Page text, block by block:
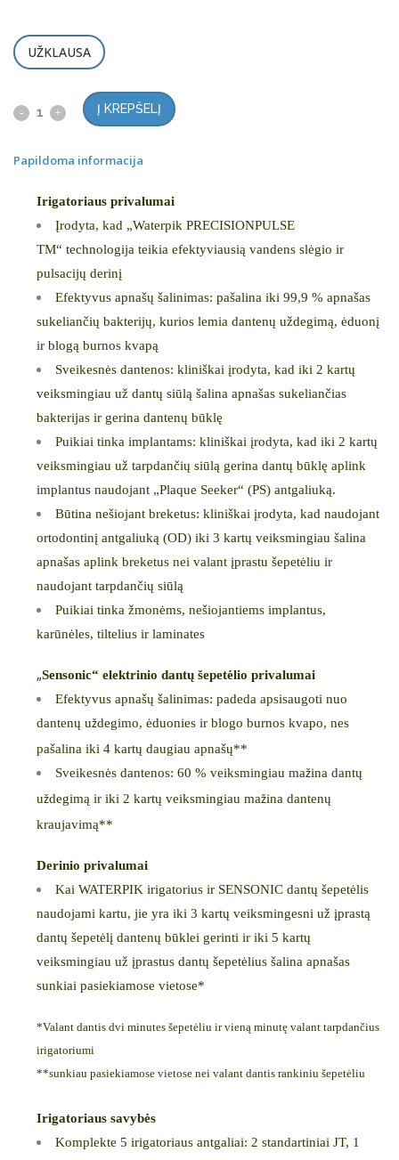
UŽKLAUSA
Į KREPŠELĮ
Papildoma informacija
Irigatoriaus privalumai
Įrodyta, kad „Waterpik PRECISIONPULSE
TM“ technologija teikia efektyviausią vandens slėgio ir
pulsacijų derinį
Efektyvus apnašų šalinimas: pašalina iki 99,9 % apnašas
sukeliančių bakterijų, kurios lemia dantenų uždegimą, ėduonį
ir blogą burnos kvapą
Sveikesnės dantenos: kliniškai įrodyta, kad iki 2 kartų
veiksmingiau už dantų siūlą šalina apnašas sukeliančias
bakterijas ir gerina dantenų būklę
Puikiai tinka implantams: kliniškai įrodyta, kad iki 2 kartų
veiksmingiau už tarpdančių siūlą gerina dantų būklę aplink
implantus naudojant „Plaque Seeker“ (PS) antgaliuką.
Būtina nešiojant breketus: kliniškai įrodyta, kad naudojant
ortodontinį antgaliuką (OD) iki 3 kartų veiksmingiau šalina
apnašas aplink breketus nei valant įprastu šepetėliu ir
naudojant tarpdančių siūlą
Puikiai tinka žmonėms, nešiojantiems implantus,
karūnėles, tiltelius ir laminates
„Sensonic“ elektrinio dantų šepetėlio privalumai
Efektyvus apnašų šalinimas: padeda apsisaugoti nuo
dantenų uždegimo, ėduonies ir blogo burnos kvapo, nes
pašalina iki 4 kartų daugiau apnašų**
Sveikesnės dantenos: 60 % veiksmingiau mažina dantų
uždegimą ir iki 2 kartų veiksmingiau mažina dantenų
kraujavimą**
Derinio privalumai
Kai WATERPIK irigatorius ir SENSONIC dantų šepetėlis
naudojami kartu, jie yra iki 3 kartų veiksmingesni už įprastą
dantų šepetėlį dantenų būklei gerinti ir iki 5 kartų
veiksmingiau už įprastus dantų šepetėlius šalina apnašas
sunkiai pasiekiamose vietose*
*Valant dantis dvi minutes šepetėliu ir vieną minutę valant tarpdančius
irigatoriumi
**sunkiau pasiekiamose vietose nei valant dantis rankiniu šepetėliu
Irigatoriaus savybės
Komplekte 5 irigatoriaus antgaliai: 2 standartiniai JT, 1